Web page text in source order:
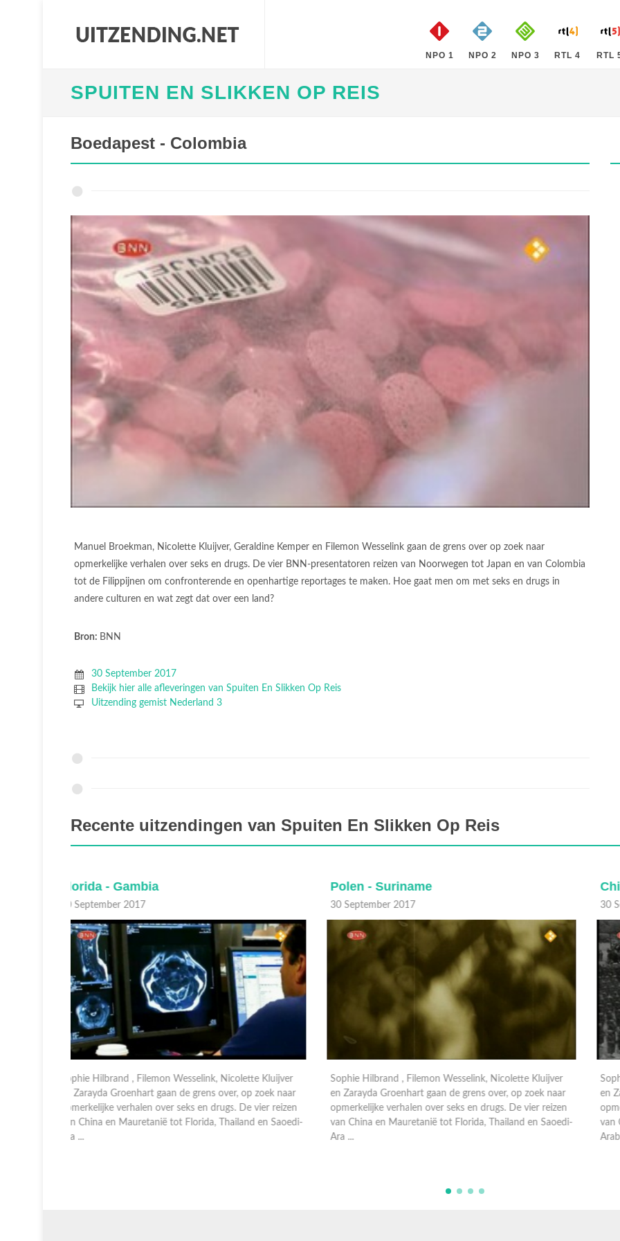
NPO 1 NPO 2 NPO 3 RTL 4 RTL
SPUITEN EN SLIKKEN OP REIS
Boedapest - Colombia
Manuel Broekman, Nicolette Kluijver, Geraldine Kemper en Filemon Wesselink gaan de grens over op zoek naar
opmerkelijke verhalen over seks en drugs. De vier BNN-presentatoren reizen van Noorwegen tot Japan en van Colombia
tot de Filippijnen om confronterende en openhartige reportages te maken. Hoe gaat men om met seks en drugs in
andere culturen en wat zegt dat over een land?
Bron: BNN
30 September 2017
Bekijk hier alle afleveringen van Spuiten En Slikken Op Reis
Uitzending gemist Nederland 3
Recente uitzendingen van Spuiten En Slikken Op Reis
Polen - Suriname
30 September 2017
Sophie Hilbrand , Filemon Wesselink, Nicolette Kluijver
en Zarayda Groenhart gaan de grens over, op zoek naar
opmerkelijke verhalen over seks en drugs. De vier reizen
van China en Mauretanië tot Florida, Thailand en Saoedi-
Ara ...
China - Spanje
30 September 2017
Sophie Hilbrand, Filemon Wesselink, Nicolette Kluijver
en Zarayda Groenhart gaan de grens over, op zoek naar
opmerkelijke verhalen over seks en drugs. De vier reizen
van China en Mauretanië tot Florida, Thailand en Saoedi-
Arab ...